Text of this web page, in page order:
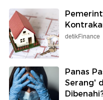
detikFinance
Panas
Serang'